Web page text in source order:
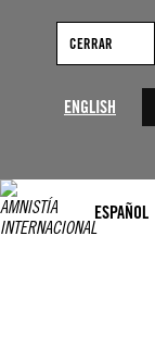
ENGLISH
CERRAR
ESPAÑOL